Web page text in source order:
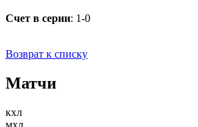
Счет в серии: 1-0
Возврат к списку
Матчи
кхл
мхл